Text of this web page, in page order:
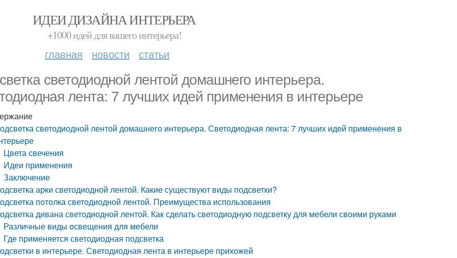
ИДЕИ ДИЗАЙНА ИНТЕРЬЕРА
+1000 идей для вашего интерьера!
главная новости статьи
светодиодной лентой домашнего интерьера.
лента: 7 лучших идей применения в интерьере
светодиодной лентой домашнего интерьера. Светодиодная лента: 7 лучших идей применения в
Цвета свечения
Идеи применения
Заключение
арки светодиодной лентой. Какие существуют виды подсветки?
потолка светодиодной лентой. Преимущества использования
дивана светодиодной лентой. Как сделать светодиодную подсветку для мебели своими руками
Различные виды освещения для мебели
Где применяется светодиодная подсветка
в интерьере. Светодиодная лента в интерьере прихожей